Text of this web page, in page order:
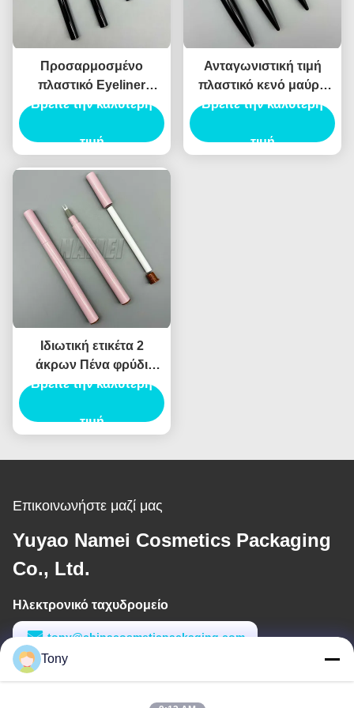
Προσαρμοσμένο
πλαστικό Eyeliner
συσκευασία κενό
ιδιωτικό λογότυπο κενό
Βρείτε την καλύτερη
τιμή
Ανταγωνιστική τιμή
πλαστικό κενό μαύρο
στυλό μολύβι σωλήνα
Βρείτε την καλύτερη
τιμή
Ιδιωτική ετικέτα 2
άκρων Πένα φρύδι
Custom Tube Brow
Pomade Brow Pencil
Βρείτε την καλύτερη
τιμή
Επικοινωνήστε μαζί μας
Yuyao Namei Cosmetics Packaging
Co., Ltd.
Ηλεκτρονικό ταχυδρομείο
tony@chinacosmeticpackaging.com
Εργασιακό χρόνο
Tony